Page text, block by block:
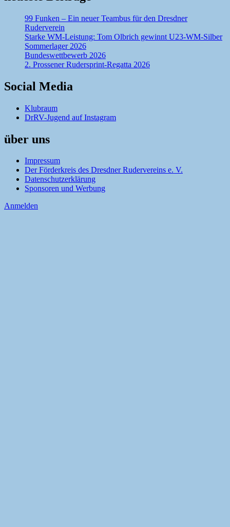
99 Funken – Ein neuer Teambus für den Dresdner
Ruderverein
Starke WM-Leistung: Tom Olbrich gewinnt U23-WM-Silber
Sommerlager 2026
Bundeswettbewerb 2026
2. Prossener Rudersprint-Regatta 2026
Social Media
Klubraum
DrRV-Jugend auf Instagram
über uns
Impressum
Der Förderkreis des Dresdner Rudervereins e. V.
Datenschutzerklärung
Sponsoren und Werbung
Anmelden